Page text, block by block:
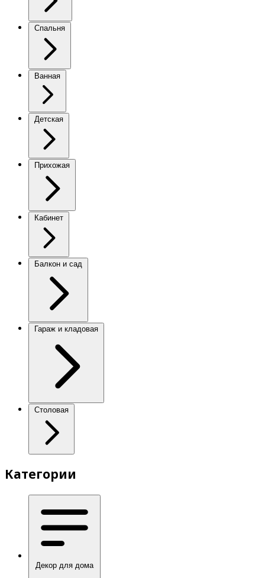
Спальня
Ванная
Детская
Прихожая
Кабинет
Балкон и сад
Гараж и кладовая
Столовая
Категории
Декор для дома